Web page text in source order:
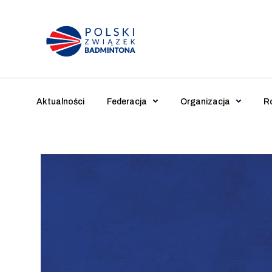
Main Navigation
Aktualności Federacja Organizacja